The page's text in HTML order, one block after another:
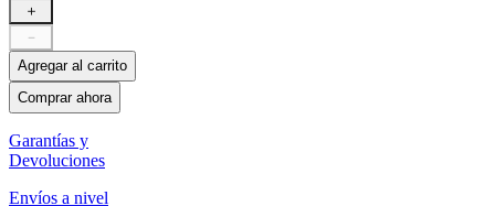
＋
－
Agregar al carrito
Comprar ahora
Garantías y
Devoluciones
Envíos a nivel